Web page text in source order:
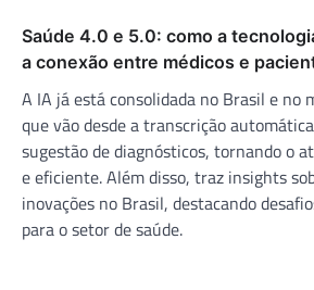
Saúde 4.0 e 5.0: como a
a conexão entre médicos e
A IA já está consolidada no Brasil e no
que vão desde a transcrição
sugestão de diagnósticos, tornando o
e eficiente. Além disso, traz insights
inovações no Brasil, destacando
para o setor de saúde.